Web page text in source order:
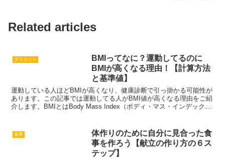
Related articles
ダイエット
BMIってなに？運動してるのに
BMIが高くなる理由！【計算方法
と基準値】
運動している人ほどBMIが高くなり、健康診断で引っ掛かる可能性が
あります。この記事では運動してる人がBMI値が高くなる理由をご紹
介します。BMIとはBody Mass Index（ボディ・マス・インデック
食事
体作りのために自分に見合った食
事を作ろう【献立の作り方の６ス
テップ】